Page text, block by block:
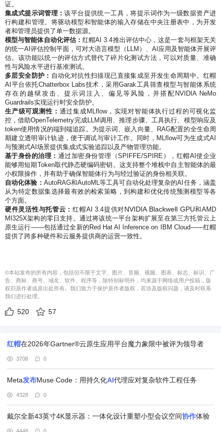
证。
集成式提示词管理：该平台提供统一工具，将提示词作为一级数据资产进
行构建和管理。将驱动模型和智能体的输入存储在中央注册表中，为开发
者和管理员提供了单一数据源。
模型与智能体自动化评估：红帽AI 3.4推出评估中心，这是一套与框架无关
的统一AI评估控制平面，可对大语言模型（LLM）、AI应用及智能体开展评
估。该功能以统一的评估方式替代了碎片化测试方法，可以对质量、准确
性与风险水平进行基准测试。
多层安全防护： 自动化对抗性扫描现已直接集成至开发生命周期中。红帽
AI平台依托Chatterbox Labs技术，采用Garak工具筛查模型与智能体系统
存在的越狱攻击、提示词注入、偏见等风险，并搭配NVIDIA NeMo
Guardrails实现运行时安全防护。
生产级可观测性： 通过集成MLflow，实现对智能体执行过程的可视化监
控，借助OpenTelemetry完成LLM调用、推理步骤、工具执行、模型响应及
token使用情况的端到端追踪。为提示词、嵌入向量、RAG配置的全生命周
期建立透明审计轨迹，便于调试与审计工作。同时，MLflow可为生成式AI
与预测式AI场景提供集成式实验追踪以及产物管理功能。
基于身份的治理： 通过加密身份管理（SPIFFE/SPIRE），红帽AI使企业
能够用短期Token取代静态硬编码密钥。这支持整个堆栈中自主智能体的最
小权限操作，并有助于确保智能体行为与经过验证的身份相关联。
自动化体验： AutoRAG和AutoML等工具可自动化处理复杂的AI任务，涵盖
从为特定数据集选择最有效的检索策略，到构建和优化传统预测模型等各
个方面。
硬件灵活性与托管云：红帽AI 3.4提供对NVIDIA Blackwell GPU和AMD
MI325X架构的零日支持。通过将该统一平台架构扩展至在第三方托管云上
原生运行——包括通过全新的Red Hat AI Inference on IBM Cloud——红帽
提供了跨多种硬件和云服务提供商的运营一致性。
©本站发布的所有内容，包括但不限于文字、图片、音频、视频、图表、标志、标识、广
告、商标、商号、域名、软件、程序等，除特别标明外，均来源于网络或用户投稿，版
权归原作者或原出处所有。我们致力于保护原作者版权，若涉及版权问题，请及时联系
我们进行处理。
520 57
红帽在2026年Gartner®云原生应用平台魔力象限中被评为领导者
3708 0
Meta发布Muse Code：用持久化AI代理应对复杂软件工程任务
4328 0
戴尔全新43英寸4K显示器：一体化设计重塑小型会议空间协作体验